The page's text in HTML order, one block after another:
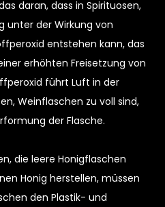
daran, dass in Spirituosen,
unter der Wirkung von
entstehen kann, das
erhöhten Freisetzung von
führt Luft in der
Weinflaschen zu voll sind,
der Flasche.
die leere Honigflaschen
Honig herstellen, müssen
den Plastik- und